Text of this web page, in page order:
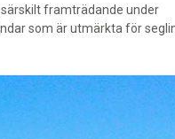
särskilt framträdande under
som är utmärkta för